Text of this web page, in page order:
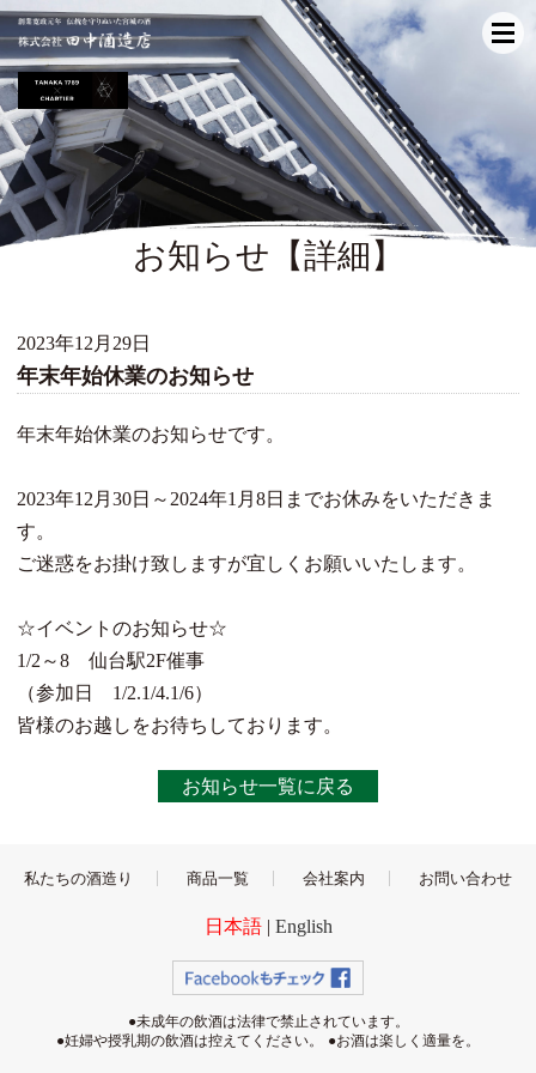
お知らせ【詳細】
2023年12月29日
年末年始休業のお知らせ
年末年始休業のお知らせです。
2023年12月30日～2024年1月8日までお休みをいただきま
す。
ご迷惑をお掛け致しますが宜しくお願いいたします。
☆イベントのお知らせ☆
1/2～8 仙台駅2F催事
（参加日 1/2.1/4.1/6）
皆様のお越しをお待ちしております。
お知らせ一覧に戻る
私たちの酒造り 商品一覧 会社案内 お問い合わせ
日本語| English
●未成年の飲酒は法律で禁止されています。
●妊婦や授乳期の飲酒は控えてください。
●お酒は楽しく適量を。